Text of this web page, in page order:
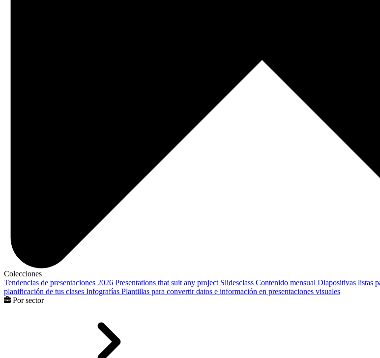
Colecciones
Tendencias de presentaciones 2026 Presentations that suit any project Slidesclass Contenido mensual Diapositivas listas
planificación de tus clases Infografías Plantillas para convertir datos e información en presentaciones visuales
Por sector